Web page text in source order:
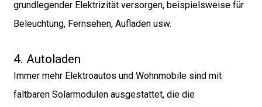
grundlegender Elektrizität versorgen, beispielsweise für
Beleuchtung, Fernsehen, Aufladen usw.
4. Autoladen
Immer mehr Elektroautos und Wohnmobile sind mit
faltbaren Solarmodulen ausgestattet, die die